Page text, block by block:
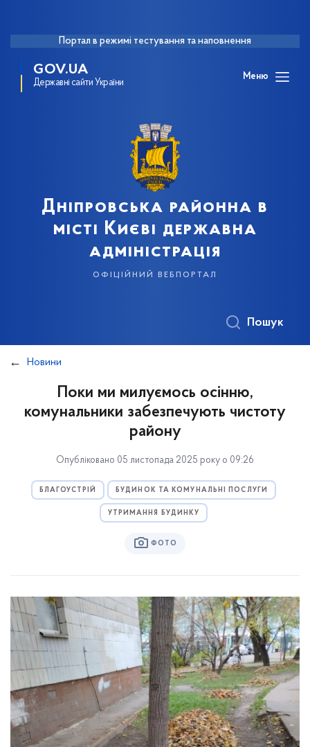
Портал в режимі тестування та наповнення
GOV.UA
Державні сайти України
Меню
Дніпровська районна в
місті Києві державна
адміністрація
офіційний вебпортал
Пошук
Новини
Поки ми милуємось осінню,
комунальники забезпечують чистоту
району
Опубліковано 05 листопада 2025 року о 09:26
БЛАГОУСТРІЙ БУДИНОК ТА КОМУНАЛЬНІ ПОСЛУГИ
УТРИМАННЯ БУДИНКУ
ФОТО